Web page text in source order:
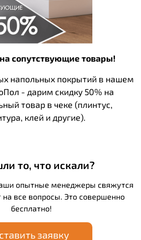
сопутствующие товары!
напольных покрытий в нашем
- дарим скидку 50% на
товар в чеке (плинтус,
клей и другие).
то, что искали?
опытные менеджеры свяжутся
на все вопросы. Это совершенно
бесплатно!
заявку